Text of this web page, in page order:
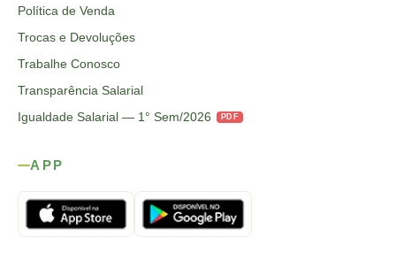
Política de Venda
Trocas e Devoluções
Trabalhe Conosco
Transparência Salarial
Igualdade Salarial — 1° Sem/2026
PDF
APP